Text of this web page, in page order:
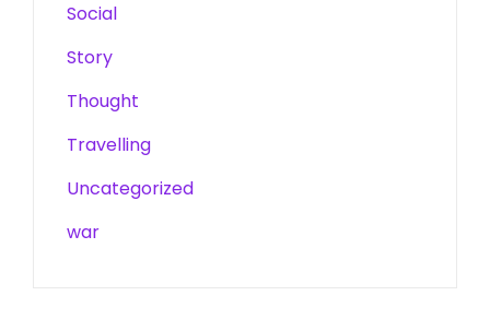
Social
Story
Thought
Travelling
Uncategorized
war